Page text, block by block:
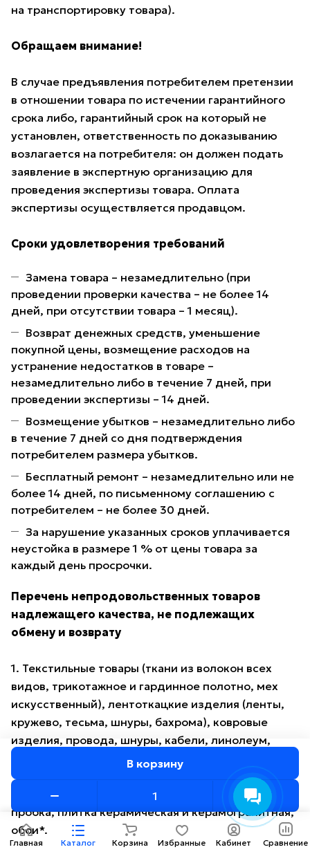
В корзину
на транспортировку товара).
Обращаем внимание!
В случае предъявления потребителем претензии
в отношении товара по истечении гарантийного
срока либо, гарантийный срок на который не
установлен, ответственность по доказыванию
возлагается на потребителя: он должен подать
заявление в экспертную организацию для
проведения экспертизы товара. Оплата
экспертизы осуществляется продавцом.
Сроки удовлетворения требований
Замена товара – незамедлительно (при
проведении проверки качества – не более 14
дней, при отсутствии товара – 1 месяц).
Возврат денежных средств, уменьшение
покупной цены, возмещение расходов на
устранение недостатков в товаре –
незамедлительно либо в течение 7 дней, при
проведении экспертизы – 14 дней.
Возмещение убытков – незамедлительно либо
в течение 7 дней со дня подтверждения
потребителем размера убытков.
Бесплатный ремонт – незамедлительно или не
более 14 дней, по письменному соглашению с
потребителем – не более 30 дней.
За нарушение указанных сроков уплачивается
неустойка в размере 1 % от цены товара за
каждый день просрочки.
Перечень непродовольственных товаров
надлежащего качества, не подлежащих
обмену и возврату
1. Текстильные товары (ткани из волокон всех
видов, трикотажное и гардинное полотно, мех
искусственный), лентоткацкие изделия (ленты,
кружево, тесьма, шнуры, бахрома), ковровые
изделия, провода, шнуры, кабели, линолеум,
багет, пленка, клеенка и иные метражные товары.
2. Паркет, ламинат, пробковый пол, настенная
пробка, плитка керамическая и керамогранитная,
обои*.
Главная Каталог Корзина Избранные Кабинет Сравнение